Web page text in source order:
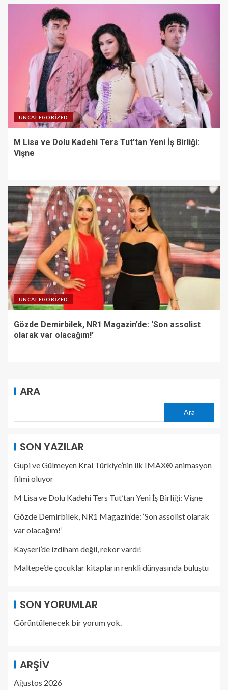
UNCATEGORIZED
M Lisa ve Dolu Kadehi Ters Tut’tan Yeni İş Birliği:
Vişne
UNCATEGORIZED
Gözde Demirbilek, NR1 Magazin’de: ‘Son assolist
olarak var olacağım!’
ARA
Ara
SON YAZILAR
Gupi ve Gülmeyen Kral Türkiye’nin ilk IMAX® animasyon
filmi oluyor
M Lisa ve Dolu Kadehi Ters Tut’tan Yeni İş Birliği: Vişne
Gözde Demirbilek, NR1 Magazin’de: ‘Son assolist olarak
var olacağım!’
Kayseri’de izdiham değil, rekor vardı!
Maltepe’de çocuklar kitapların renkli dünyasında buluştu
SON YORUMLAR
Görüntülenecek bir yorum yok.
ARŞIV
Ağustos 2026